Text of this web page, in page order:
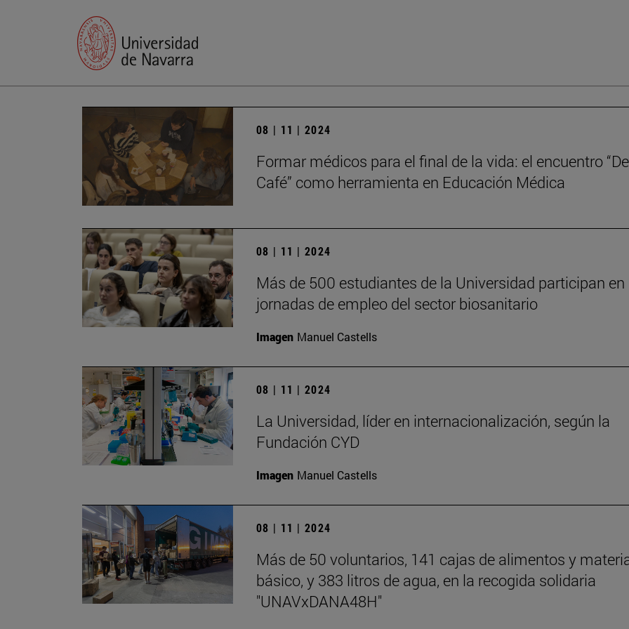
08 | 11 | 2024
Formar médicos para el final de la vida: el encuentro
Café” como herramienta en Educación Médica
08 | 11 | 2024
Más de 500 estudiantes de la Universidad participan en
jornadas de empleo del sector biosanitario
Imagen Manuel Castells
08 | 11 | 2024
La Universidad, líder en internacionalización, según la
Fundación CYD
Imagen Manuel Castells
08 | 11 | 2024
Más de 50 voluntarios, 141 cajas de alimentos y
básico, y 383 litros de agua, en la recogida solidaria
"UNAVxDANA48H"